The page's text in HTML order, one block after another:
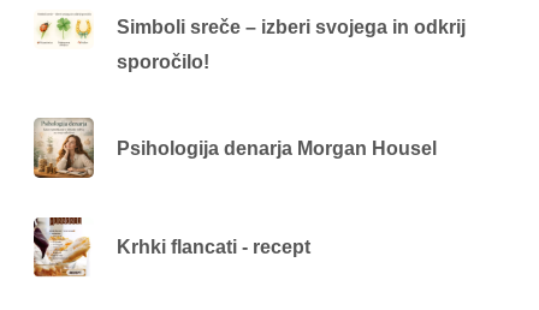
Simboli sreče – izberi svojega in odkrij
sporočilo!
Psihologija denarja Morgan Housel
Krhki flancati - recept